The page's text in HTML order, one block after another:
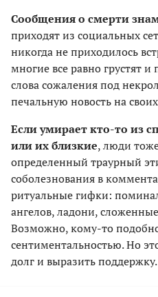
Сообщения о смерти
приходят из социальных
никогда не приходилось
многие все равно грустят
слова сожаления под
печальную новость на
Если умирает кто-то из
или их близкие, люди
определенный траурный
соболезнования в
ритуальные гифки:
ангелов, ладони,
Возможно, кому-то
сентиментальностью. Но
долг и выразить поддержку.